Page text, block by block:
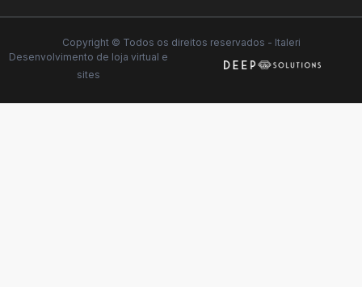
Copyright © Todos os direitos reservados - Italeri
Desenvolvimento de loja virtual e
sites